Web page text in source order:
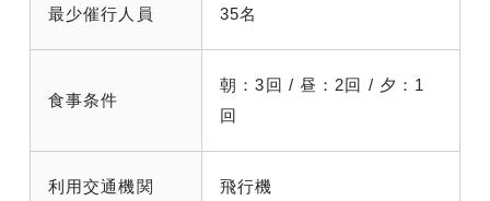
最少催行人員 35名
食事条件
朝：3回 / 昼：2回 / 夕：1
回
利用交通機関 飛行機